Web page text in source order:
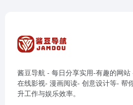
酱豆导航 - 每日分享实用-有趣的网
在线影视- 漫画阅读- 创意设计等- 帮
升工作与娱乐效率。